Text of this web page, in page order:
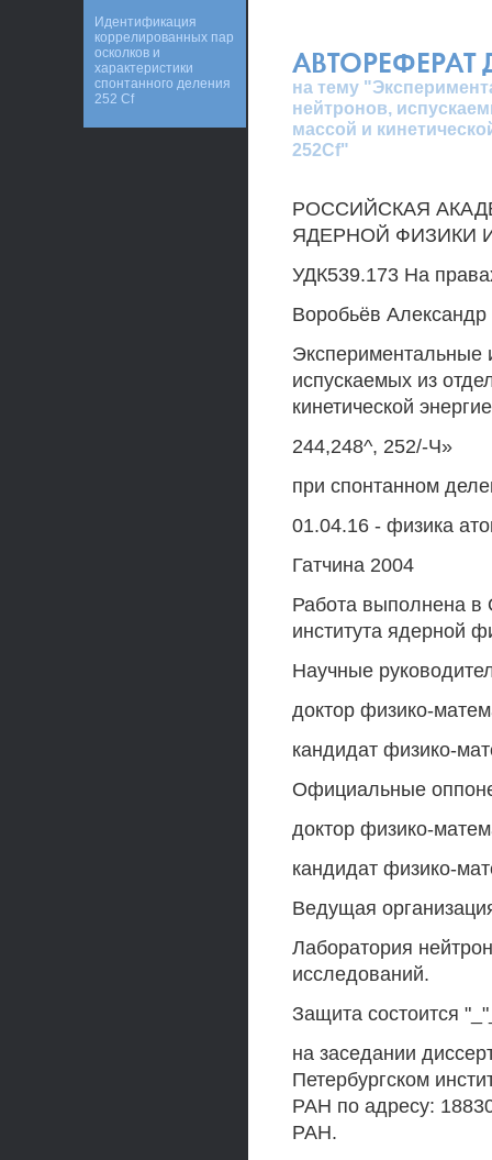
АВТОРЕФЕРАТ
на тему
нейтронов,
массой и
252Cf"
РОССИЙСКАЯ
ЯДЕРНОЙ ФИЗИКИ
УДК539.173 На
Воробьёв Александр
Экспериментальные
испускаемых из
кинетической
244,248^, 252/-Ч»
при спонтанном
01.04.16 - физика
Гатчина 2004
Работа выполнена в
института ядерной
Научные
доктор физико-
кандидат физико-
Официальные
доктор физико-
кандидат физико-
Ведущая
Лаборатория
исследований.
Защита состоится
на заседании
Петербургском
РАН по адресу:
РАН.
Идентификация
коррелированных пар
осколков и
характеристики
спонтанного деления
252 Cf